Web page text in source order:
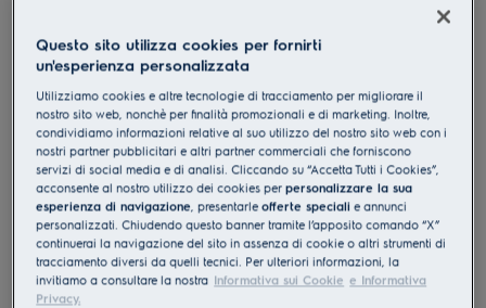
Documentazione tecnica
Vantaggi
Lavatrice da incasso PerfectCare 700: riduce le pieghe di un terzo
con SteamCare
Aggiungendo il vapore alla fine di ogni le pieghe vengono ridotte di
un terzo
Il sistema SensiCare regola la lunghezza del programma a seconda
del carico.
Questo sito utilizza cookies per fornirti
un'esperienza personalizzata
Utilizziamo cookies e altre tecnologie di tracciamento per migliorare il
nostro sito web, nonchè per finalità promozionali e di marketing. Inoltre,
condividiamo informazioni relative al suo utilizzo del nostro sito web con i
nostri partner pubblicitari e altri partner commerciali che forniscono
servizi di social media e di analisi. Cliccando su “Accetta Tutti i Cookies”,
acconsente al nostro utilizzo dei cookies perpersonalizzare la sua
esperienza di navigazione, presentarleofferte speciali e annunci
personalizzati. Chiudendo questo banner tramite l’apposito comando “X”
continuerai la navigazione del sito in assenza di cookie o altri strumenti di
tracciamento diversi da quelli tecnici. Per ulteriori informazioni, la
invitiamo a consultare la nostra Informativa sui Cookie e Informativa
Privacy.